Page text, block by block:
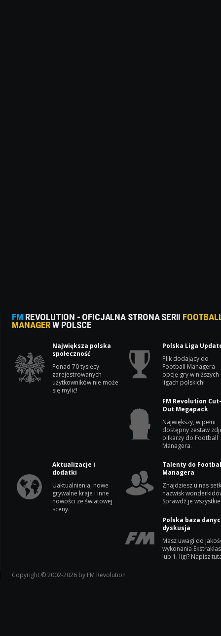
FM REVOLUTION - OFICJALNA STRONA SERII
MANAGERW POLSCE
Największa polska
społeczność
Ponad 70 tysięcy
zarejestrowanych
użytkowników nie może
się mylić!
Polska Liga
Plik dodający do
Football Managera
opcję gry w niższych
ligach polskich!
FM Revolution
Out Megapack
Największy, w pełni
dostępny zestaw
piłkarzy do Football
Managera.
Aktualizacje i
dodatki
Uaktualnienia, nowe
grywalne kraje i inne
nowości ze światowej
sceny.
Talenty do
Managera
Znajdziesz u nas
nazwisk
Sprawdź je
Polska baza
dyskusja
Masz uwagi do
wykonania
lub 1. ligi? Napisz
Copyright © 2002-2026 by FM Revolution